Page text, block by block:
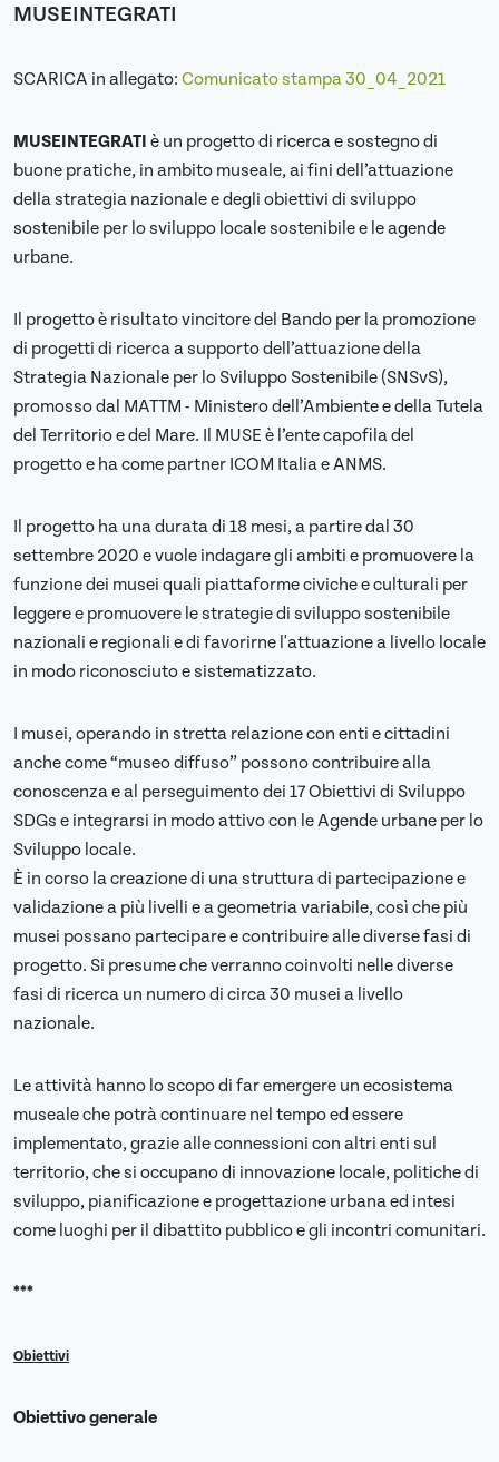
MUSEINTEGRATI
SCARICA in allegato: Comunicato stampa 30_04_2021
MUSEINTEGRATI è un progetto di ricerca e sostegno di
buone pratiche, in ambito museale, ai fini dell’attuazione
della strategia nazionale e degli obiettivi di sviluppo
sostenibile per lo sviluppo locale sostenibile e le agende
urbane.
Il progetto è risultato vincitore del Bando per la promozione
di progetti di ricerca a supporto dell’attuazione della
Strategia Nazionale per lo Sviluppo Sostenibile (SNSvS),
promosso dal MATTM - Ministero dell’Ambiente e della Tutela
del Territorio e del Mare. Il MUSE è l’ente capofila del
progetto e ha come partner ICOM Italia e ANMS.
Il progetto ha una durata di 18 mesi, a partire dal 30
settembre 2020 e vuole indagare gli ambiti e promuovere la
funzione dei musei quali piattaforme civiche e culturali per
leggere e promuovere le strategie di sviluppo sostenibile
nazionali e regionali e di favorirne l'attuazione a livello locale
in modo riconosciuto e sistematizzato.
I musei, operando in stretta relazione con enti e cittadini
anche come “museo diffuso” possono contribuire alla
conoscenza e al perseguimento dei 17 Obiettivi di Sviluppo
SDGs e integrarsi in modo attivo con le Agende urbane per lo
Sviluppo locale.
È in corso la creazione di una struttura di partecipazione e
validazione a più livelli e a geometria variabile, così che più
musei possano partecipare e contribuire alle diverse fasi di
progetto. Si presume che verranno coinvolti nelle diverse
fasi di ricerca un numero di circa 30 musei a livello
nazionale.
Le attività hanno lo scopo di far emergere un ecosistema
museale che potrà continuare nel tempo ed essere
implementato, grazie alle connessioni con altri enti sul
territorio, che si occupano di innovazione locale, politiche di
sviluppo, pianificazione e progettazione urbana ed intesi
come luoghi per il dibattito pubblico e gli incontri comunitari.
***
Obiettivi
Obiettivo generale